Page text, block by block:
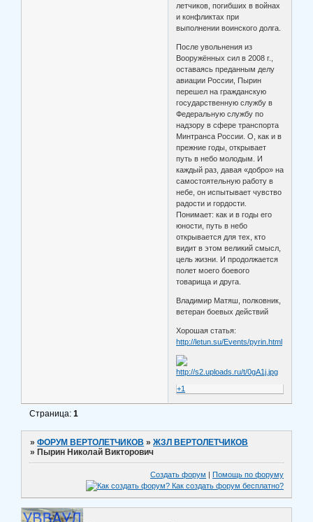
летчиков, погибших в войнах
и конфликтах при
выполнении воинского долга.
После увольнения из
Вооружённых сил в 2008 г.,
оставаясь преданным делу
авиации России, Пырин
перешел на гражданскую
государственную службу в
Федеральную службу по
надзору в сфере транспорта
Минтранса России. О, как и в
прежние годы, открывает
путь в небо молодым. И
каждый раз, давая «добро» на
самостоятельную работу в
небе, он испытывает чувство
радости и гордости.
Понимает: как и в годы его
юности, путь в небо
открывается для тех, кто
видит в этом великий смысл,
цель жизни. И продолжается
полет моего боевого
товарища и друга.
Владимир Матяш, полковник,
ветеран боевых действий
Хорошая статья:
http://letun.su/Events/pyrin.html
+1
Страница:1
»ФОРУМ ВЕРТОЛЕТЧИКОВ »ЖЗЛ ВЕРТОЛЕТЧИКОВ
» Пырин Николай Викторович
Создать форум | Помощь по форуму